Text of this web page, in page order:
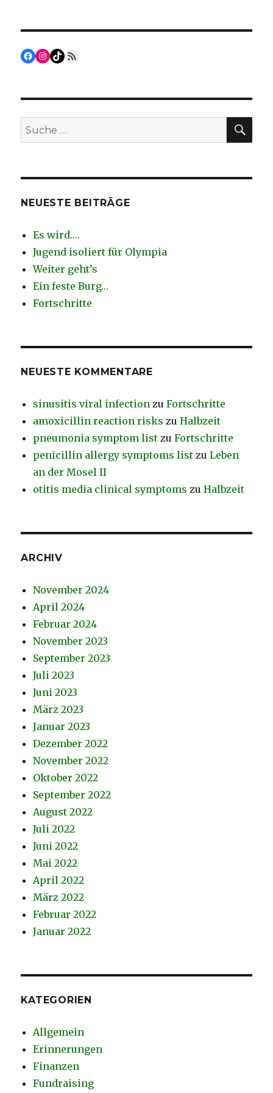
Facebook
Instagram
TikTok
RSS Feed
Suche
nach:
NEUESTE BEITRÄGE
Es wird….
Jugend isoliert für Olympia
Weiter geht’s
Ein feste Burg…
Fortschritte
NEUESTE KOMMENTARE
sinusitis viral infection zuFortschritte
amoxicillin reaction risks zuHalbzeit
pneumonia symptom list zuFortschritte
penicillin allergy symptoms list zuLeben
an der Mosel II
otitis media clinical symptoms zuHalbzeit
ARCHIV
November 2024
April 2024
Februar 2024
November 2023
September 2023
Juli 2023
Juni 2023
März 2023
Januar 2023
Dezember 2022
November 2022
Oktober 2022
September 2022
August 2022
Juli 2022
Juni 2022
Mai 2022
April 2022
März 2022
Februar 2022
Januar 2022
KATEGORIEN
Allgemein
Erinnerungen
Finanzen
Fundraising